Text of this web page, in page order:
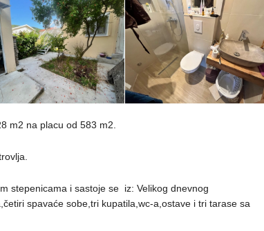
m2 na placu od 583 m2.
stepenicama i sastoje se iz: Velikog dnevnog
spavaće sobe,tri kupatila,wc-a,ostave i tri tarase sa